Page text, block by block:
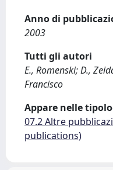
Anno di
2003
Tutti gli autori
E., Romenski; D.,
Francisco
Appare nelle
07.2 Altre
publications)